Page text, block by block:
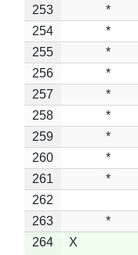
253
*
254
*
255
*
256
*
257
*
258
*
259
*
260
*
261
*
262
263
*
264
X